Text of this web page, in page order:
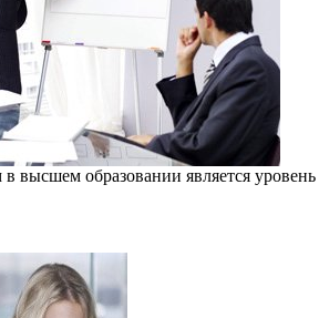
высшем образовании является